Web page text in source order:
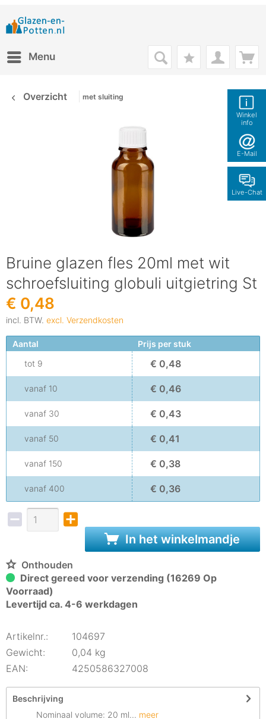
Winkel
info
E-Mail
Live-Chat
Menu
Overzicht met sluiting
Bruine glazen fles 20ml met wit
schroefsluiting globuli uitgietring St
€ 0,48
incl. BTW. excl. Verzendkosten
Aantal
Prijs per stuk
tot 9 € 0,48
vanaf 10 € 0,46
vanaf 30 € 0,43
vanaf 50 € 0,41
vanaf 150 € 0,38
vanaf 400 € 0,36
In het winkelmandje
Onthouden
Direct gereed voor verzending (16269 Op
Voorraad)
Levertijd ca. 4-6 werkdagen
Artikelnr.:
104697
Gewicht:
0,04 kg
EAN:
4250586327008
Beschrijving
Nominaal volume: 20 ml... meer